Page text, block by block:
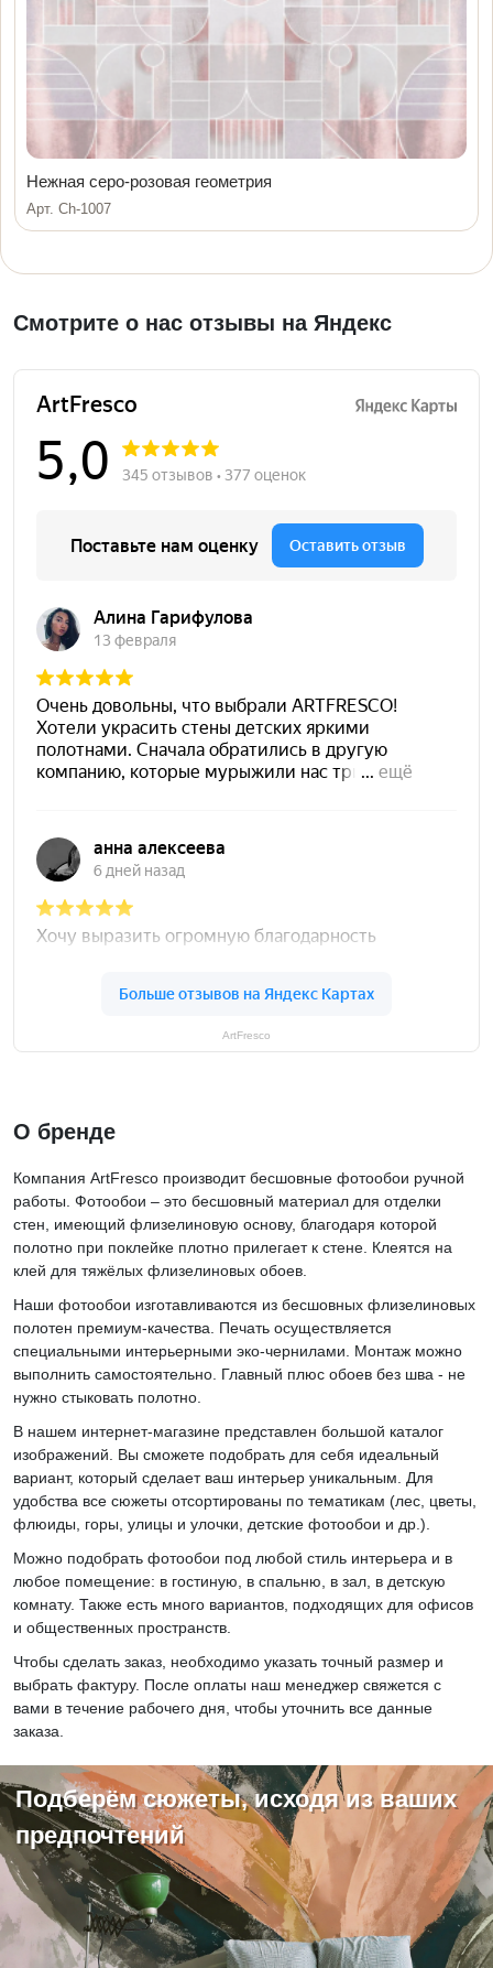
Нежная серо-розовая геометрия
Арт. Ch-1007
Смотрите о нас отзывы на Яндекс
ArtFresco
О бренде
Компания ArtFresco производит бесшовные фотообои ручной
работы. Фотообои – это бесшовный материал для отделки
стен, имеющий флизелиновую основу, благодаря которой
полотно при поклейке плотно прилегает к стене. Клеятся на
клей для тяжёлых флизелиновых обоев.
Наши фотообои изготавливаются из бесшовных флизелиновых
полотен премиум-качества. Печать осуществляется
специальными интерьерными эко-чернилами. Монтаж можно
выполнить самостоятельно. Главный плюс обоев без шва - не
нужно стыковать полотно.
В нашем интернет-магазине представлен большой каталог
изображений. Вы сможете подобрать для себя идеальный
вариант, который сделает ваш интерьер уникальным. Для
удобства все сюжеты отсортированы по тематикам (лес, цветы,
флюиды, горы, улицы и улочки, детские фотообои и др.).
Можно подобрать фотообои под любой стиль интерьера и в
любое помещение: в гостиную, в спальню, в зал, в детскую
комнату. Также есть много вариантов, подходящих для офисов
и общественных пространств.
Чтобы сделать заказ, необходимо указать точный размер и
выбрать фактуру. После оплаты наш менеджер свяжется с
вами в течение рабочего дня, чтобы уточнить все данные
заказа.
Подберём сюжеты, исходя из ваших
предпочтений